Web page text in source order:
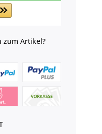
zum Artikel?